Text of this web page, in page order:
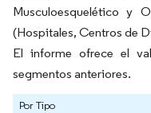
Musculoesquelético y
(Hospitales, Centros de
El informe ofrece el
segmentos anteriores.
Por Tipo